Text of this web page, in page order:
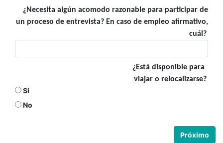
¿Necesita algún acomodo razonable para participar de
un proceso de entrevista? En caso de empleo afirmativo,
cuál?
¿Está disponible para
viajar o relocalizarse?
Si
No
Próximo